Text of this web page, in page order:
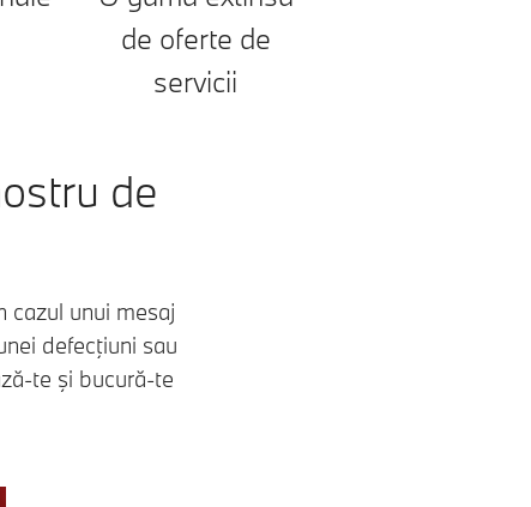
de oferte de
servicii
de
cazul unui mesaj
defecţiuni sau
te şi bucură-te